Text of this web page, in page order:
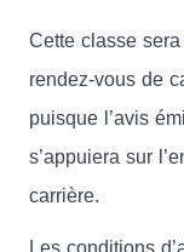
Cette classe
rendez-vous de
puisque l’avis
s’appuiera sur
carrière.